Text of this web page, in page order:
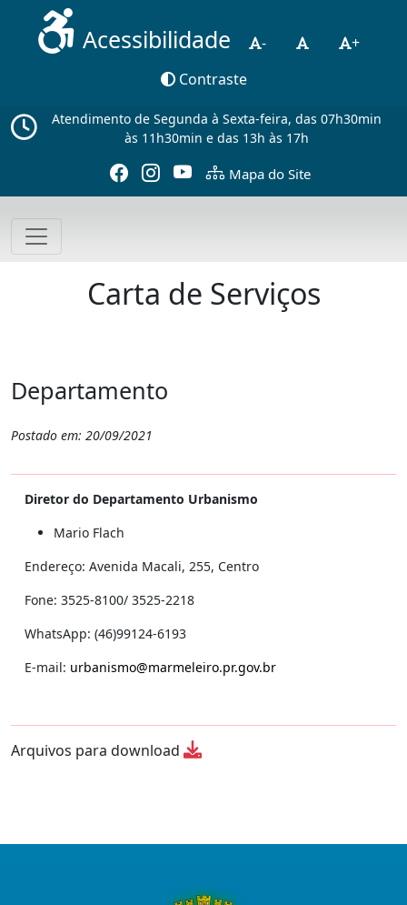
Acessibilidade -
+
Contraste
Atendimento de Segunda à Sexta-feira, das 07h30min
às 11h30min e das 13h às 17h
Mapa do Site
Carta de Serviços
Departamento
Postado em: 20/09/2021
Diretor do Departamento Urbanismo
Mario Flach
Endereço: Avenida Macali, 255, Centro
Fone: 3525-8100/ 3525-2218
WhatsApp: (46)99124-6193
E-mail: urbanismo@marmeleiro.pr.gov.br
Arquivos para download